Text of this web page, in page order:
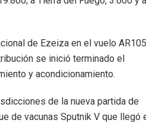
de Ezeiza en el vuelo
se inició terminado el
y acondicionamiento.
de la nueva partida de
de vacunas Sputnik V que llegó